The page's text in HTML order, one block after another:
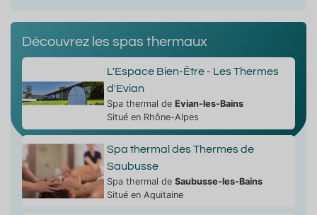
Découvrez les spas thermaux
L'Espace Bien-Être - Les Thermes
d'Evian
Spa thermal de Evian-les-Bains
Situé en Rhône-Alpes
Spa thermal des Thermes de
Saubusse
Spa thermal de Saubusse-les-Bains
Situé en Aquitaine